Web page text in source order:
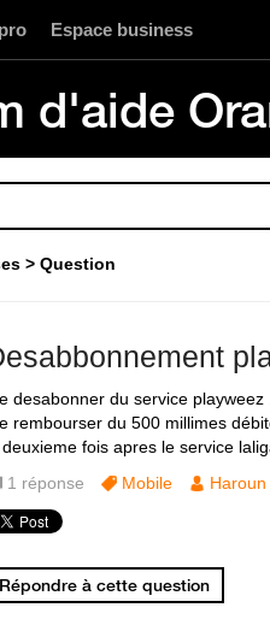
Espace business
d'aide
Question
desabonner du service playweez .
rembourser du 500 millimes
deuxieme fois apres le service
1 réponse Mobile Haroun
Répondre à cette question